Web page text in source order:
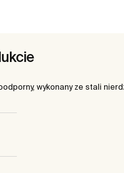
wykonany ze stali